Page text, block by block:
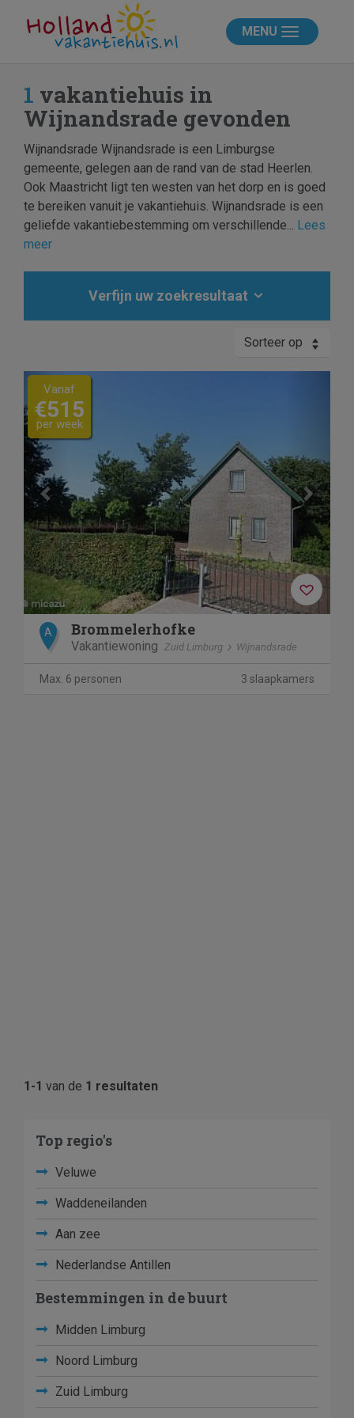
MENU
1 vakantiehuis in
Wijnandsrade gevonden
Wijnandsrade Wijnandsrade is een Limburgse
gemeente, gelegen aan de rand van de stad Heerlen.
Ook Maastricht ligt ten westen van het dorp en is goed
te bereiken vanuit je vakantiehuis. Wijnandsrade is een
geliefde vakantiebestemming om verschillende... Lees
meer
Verfijn uw zoekresultaat
Sorteer op
Previous
Vanaf
€515
per week
A Brommelerhofke
Vakantiewoning Zuid Limburg Wijnandsrade
Max. 6 personen 3 slaapkamers
1-1 van de 1 resultaten
Top regio's
Veluwe
Waddeneilanden
Aan zee
Nederlandse Antillen
Bestemmingen in de buurt
Midden Limburg
Noord Limburg
Zuid Limburg